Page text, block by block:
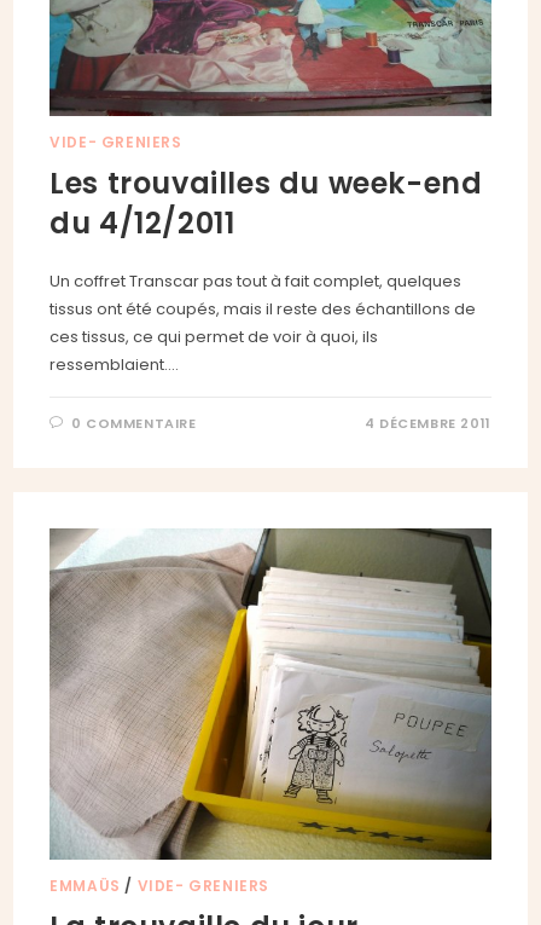
VIDE- GRENIERS
Les trouvailles du week-end
du 4/12/2011
Un coffret Transcar pas tout à fait complet, quelques
tissus ont été coupés, mais il reste des échantillons de
ces tissus, ce qui permet de voir à quoi, ils
ressemblaient.…
0 COMMENTAIRE 4 DÉCEMBRE 2011
EMMAÜS / VIDE- GRENIERS